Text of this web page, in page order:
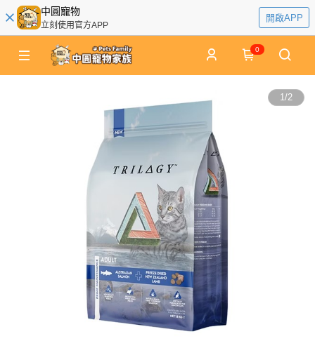
中圓寵物
立刻使用官方APP
開啟APP
0
1/2